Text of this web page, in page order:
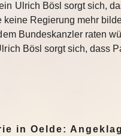
Ulrich Bösl sorgt sich,
keine Regierung mehr
Bundeskanzler raten
Bösl sorgt sich, dass
in Oelde: